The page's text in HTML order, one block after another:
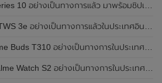
10 อย่างเป็นทางการแล้ว มาพร้อมชิปเซ็ตรุ่น S10
าพร้อมระบบตัดเสียงรบกวน ANC ที่ 30dB , ป้องกันฝุ่นและกันน้ำที่ระดับ IP54 , แบตเตอรี่สามารถใช้งานนานสูงสุด 36 ชั่วโมง
าพร้อมระบบตัดเสียงรบกวน ANC สูงสุด 46dB , เสียงรอบทิศทาง 360 องศา , แบตเตอรี่สามารถใช้งานได้นานสูงสุด 40 ชั่วโมง
เลสสตีล , หน้าจอแสดงผล AMOLED ขนาด 1.43 นิ้ว , แบตเตอรี่ขนาดใหญ่ใช้งานได้นาน 20 วัน และรองรับคำสั่งเสียง Super AI Engine ที่ขับเคลื่อนโดย ChatGPT